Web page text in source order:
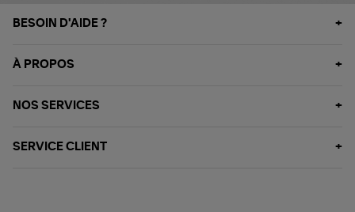
BESOIN D'AIDE ?
À PROPOS
NOS SERVICES
SERVICE CLIENT